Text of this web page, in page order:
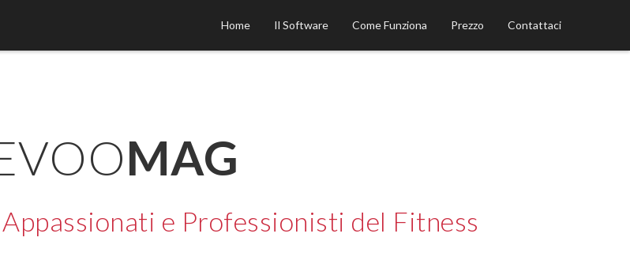
Home Il Software Come Funziona Prezzo Contattaci
MAG
e Professionisti del Fitness